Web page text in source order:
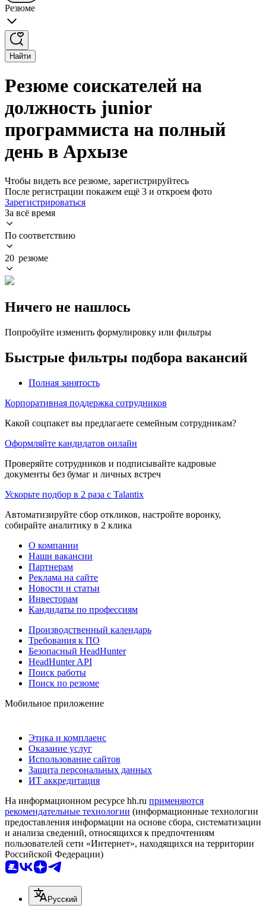
Резюме
Найти
Резюме соискателей на
должность junior
программиста на полный
день в Архызе
Чтобы видеть все резюме, зарегистрируйтесь
После регистрации покажем ещё 3 и откроем фото
Зарегистрироваться
За всё время
По соответствию
20 резюме
Ничего не нашлось
Попробуйте изменить формулировку или фильтры
Быстрые фильтры подбора вакансий
Полная занятость
Корпоративная поддержка сотрудников
Какой соцпакет вы предлагаете семейным сотрудникам?
Оформляйте кандидатов онлайн
Проверяйте сотрудников и подписывайте кадровые
документы без бумаг и личных встреч
Ускорьте подбор в 2 раза с Talantix
Автоматизируйте сбор откликов, настройте воронку,
собирайте аналитику в 2 клика
О компании
Наши вакансии
Партнерам
Реклама на сайте
Новости и статьи
Инвесторам
Кандидаты по профессиям
Производственный календарь
Требования к ПО
Безопасный HeadHunter
HeadHunter API
Поиск работы
Поиск по резюме
Мобильное приложение
Этика и комплаенс
Оказание услуг
Использование сайтов
Защита персональных данных
ИТ аккредитация
На информационном ресурсе hh.ru применяются
рекомендательные технологии (информационные технологии
предоставления информации на основе сбора, систематизации
и анализа сведений, относящихся к предпочтениям
пользователей сети «Интернет», находящихся на территории
Российской Федерации)
Русский